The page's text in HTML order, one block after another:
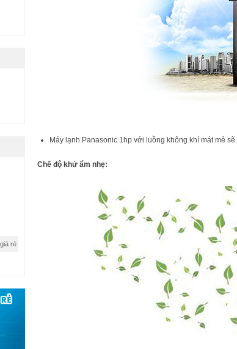
Máy lạnh Panasonic 1hp với luồng không khí mát mẻ
Chế độ khử ẩm nhẹ:
rẻ